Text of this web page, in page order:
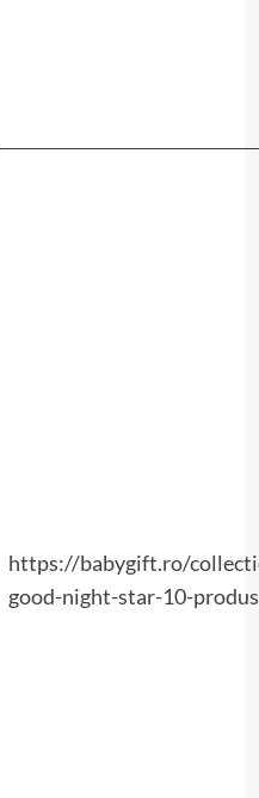
https://babygift.ro/
good-night-star-10-